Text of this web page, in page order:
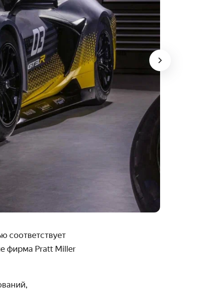
соответствует
фирма Pratt Miller